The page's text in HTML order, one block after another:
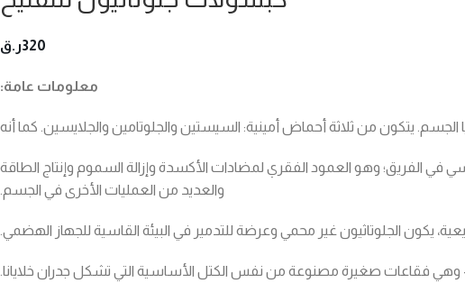
320ر.ق
معلومات عامة:
يتكون من ثلاثة أحماض أمينية: السيستين والجلوتامين والجلايسين. كما أنه
الفريق؛ وهو العمود الفقري لمضادات الأكسدة وإزالة السموم وإنتاج الطاقة
والعديد من العمليات الأخرى في الجسم.
يكون الجلوتاثيون غير محمي وعرضة للتدمير في البيئة القاسية للجهاز الهضمي.
وهي فقاعات صغيرة مصنوعة من نفس الكتل الأساسية التي تشكل جدران خلايانا.